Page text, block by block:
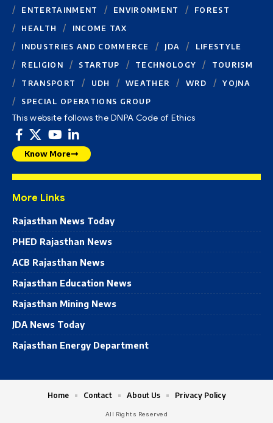
ENTERTAINMENT
ENVIRONMENT
FOREST
HEALTH
INCOME TAX
INDUSTRIES AND COMMERCE
JDA
LIFESTYLE
RELIGION
STARTUP TECHNOLOGY
TOURISM
TRANSPORT
UDH WEATHER WRD
YOJNA
SPECIAL OPERATIONS GROUP
This website follows the DNPA Code of Ethics
Know More
More Links
Rajasthan News Today
PHED Rajasthan News
ACB Rajasthan News
Rajasthan Education News
Rajasthan Mining News
JDA News Today
Rajasthan Energy Department
All Rights Reserved
Home Contact About Us Privacy Policy